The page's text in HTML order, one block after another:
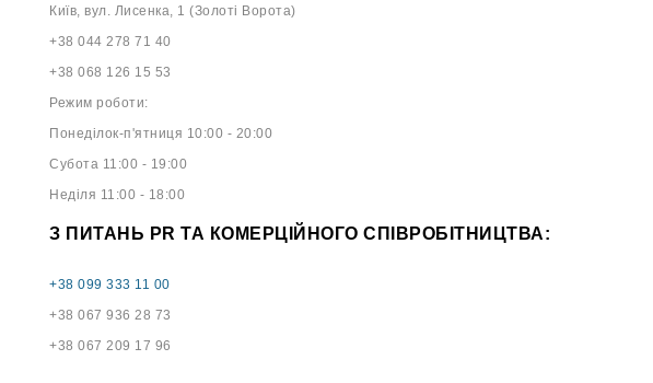
Київ, вул. Лисенка, 1 (Золоті Ворота)
+38 044 278 71 40
+38 068 126 15 53
Режим роботи:
Понеділок-п'ятниця 10:00 - 20:00
Субота 11:00 - 19:00
Неділя 11:00 - 18:00
З ПИТАНЬ PR ТА КОМЕРЦІЙНОГО СПІВРОБІТНИЦТВА:
+38 099 333 11 00
+38 067 936 28 73
+38 067 209 17 96